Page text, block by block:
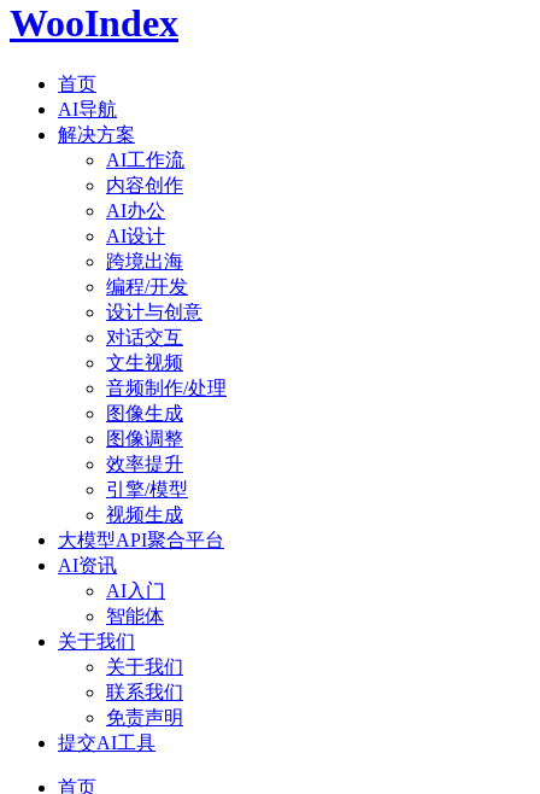
WooIndex
首页
AI导航
解决方案
AI工作流
内容创作
AI办公
AI设计
跨境出海
编程/开发
设计与创意
对话交互
文生视频
音频制作/处理
图像生成
图像调整
效率提升
引擎/模型
视频生成
大模型API聚合平台
AI资讯
AI入门
智能体
关于我们
关于我们
联系我们
免责声明
提交AI工具
首页